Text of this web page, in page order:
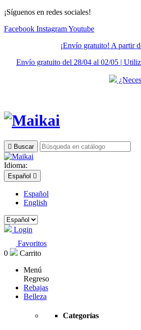
¡Síguenos en redes sociales!
Facebook InstagramYoutube
¡Envío gratuito! A partir
Envío gratuito del 28/04 al 02/05 |
 Buscar
Idioma:
Español 
Español
English
Login
Favoritos
0
Carrito
Menú
Regreso
Rebajas
Belleza
Categorías